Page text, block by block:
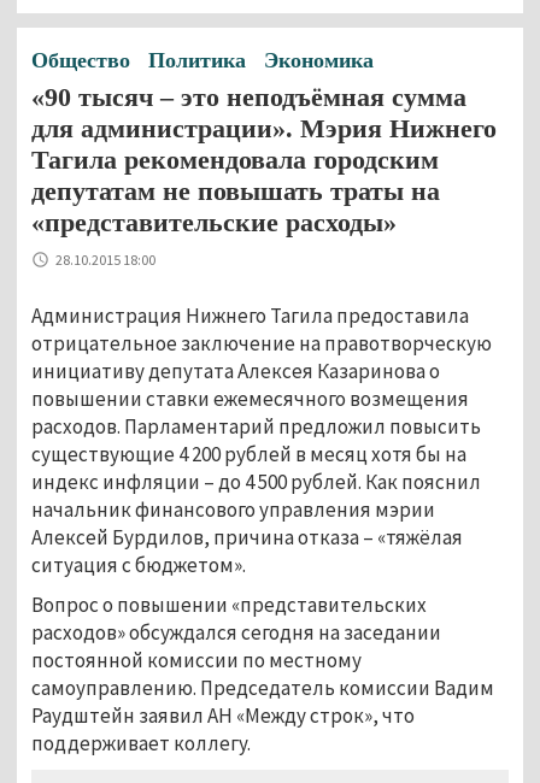
Общество Политика Экономика
«90 тысяч – это неподъёмная сумма
для администрации». Мэрия Нижнего
Тагила рекомендовала городским
депутатам не повышать траты на
«представительские расходы»
28.10.2015 18:00
Администрация Нижнего Тагила предоставила
отрицательное заключение на правотворческую
инициативу депутата Алексея Казаринова о
повышении ставки ежемесячного возмещения
расходов. Парламентарий предложил повысить
существующие 4 200 рублей в месяц хотя бы на
индекс инфляции – до 4 500 рублей. Как пояснил
начальник финансового управления мэрии
Алексей Бурдилов, причина отказа – «тяжёлая
ситуация с бюджетом».
Вопрос о повышении «представительских
расходов» обсуждался сегодня на заседании
постоянной комиссии по местному
самоуправлению. Председатель комиссии Вадим
Раудштейн заявил АН «Между строк», что
поддерживает коллегу.